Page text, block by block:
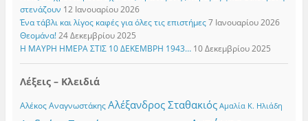
στενάζουν 12 Ιανουαρίου 2026
Ένα τάβλι και λίγος καφές για όλες τις επιστήμες 7 Ιανουαρίου 2026
Θεομάνα! 24 Δεκεμβρίου 2025
Η ΜΑΥΡΗ ΗΜΕΡΑ ΣΤΙΣ 10 ΔΕΚΕΜΒΡΗ 1943… 10 Δεκεμβρίου 2025
Λέξεις – Κλειδιά
Αλέκος Αναγνωστάκης Αλέξανδρος Σταθακιός Αμαλία Κ. Ηλιάδη